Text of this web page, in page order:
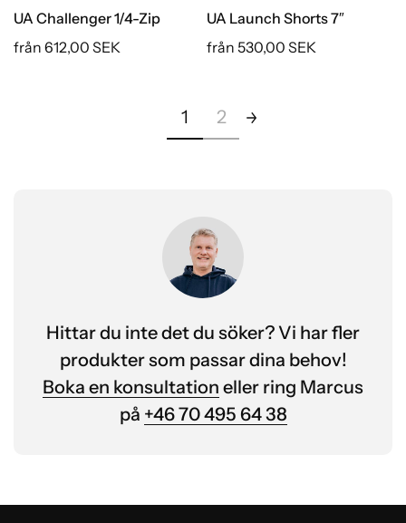
UA Challenger 1/4-Zip
från 612,00 SEK
UA Launch Shorts 7″
från 530,00 SEK
1 2
Hittar du inte det du söker? Vi har fler
produkter som passar dina behov!
Boka en konsultation eller ring Marcus
på +46 70 495 64 38